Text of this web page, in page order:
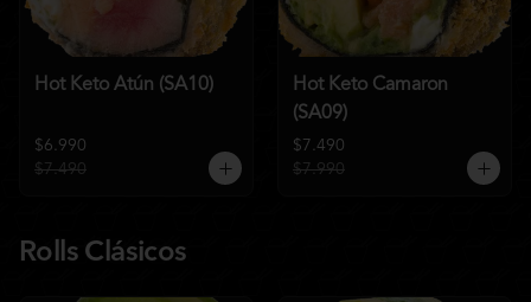
Hot Keto Atún (SA10)
$6.990
$7.490
Hot Keto Camaron
(SA09)
$7.490
$7.990
Rolls Clásicos